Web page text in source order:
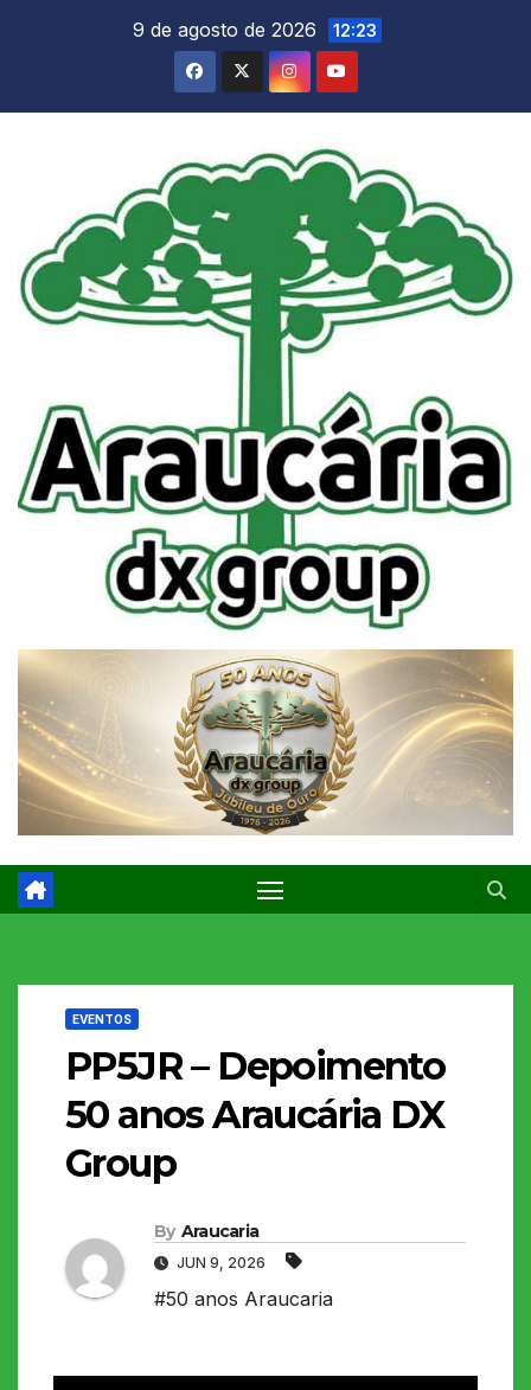
9 de agosto de 2026 12:23
EVENTOS
PP5JR – Depoimento
50 anos Araucária DX
Group
By Araucaria
JUN 9, 2026
#50 anos Araucaria